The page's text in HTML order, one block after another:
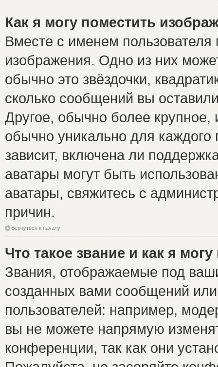
Как я могу поместить
Вместе с именем пользователя
изображения. Одно из них
обычно это звёздочки,
сколько сообщений вы
Другое, обычно более крупное,
обычно уникально для каждого
зависит, включена ли
аватары могут быть
аватары, свяжитесь с
причин.
Вернуться к началу
Что такое звание и как я
Звания, отображаемые под
созданных вами сообщений
пользователей: например,
вы не можете напрямую
конференции, так как они